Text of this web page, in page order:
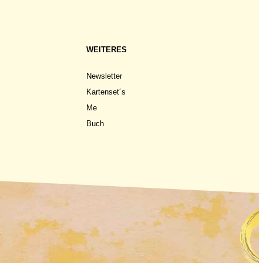
WEITERES
Newsletter
Kartenset´s
Me
Buch